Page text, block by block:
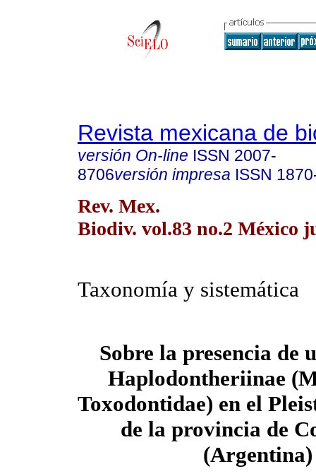
Revista mexicana de
versión On-line ISSN 2007-
8706versión impresa ISSN
Rev. Mex.
Biodiv. vol.83 no.2 México
Taxonomía y sistemática
Sobre la presencia de
Haplodontheriinae
Toxodontidae) en el
de la provincia de
(Argentina)